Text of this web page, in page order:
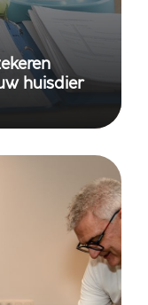
huisdier